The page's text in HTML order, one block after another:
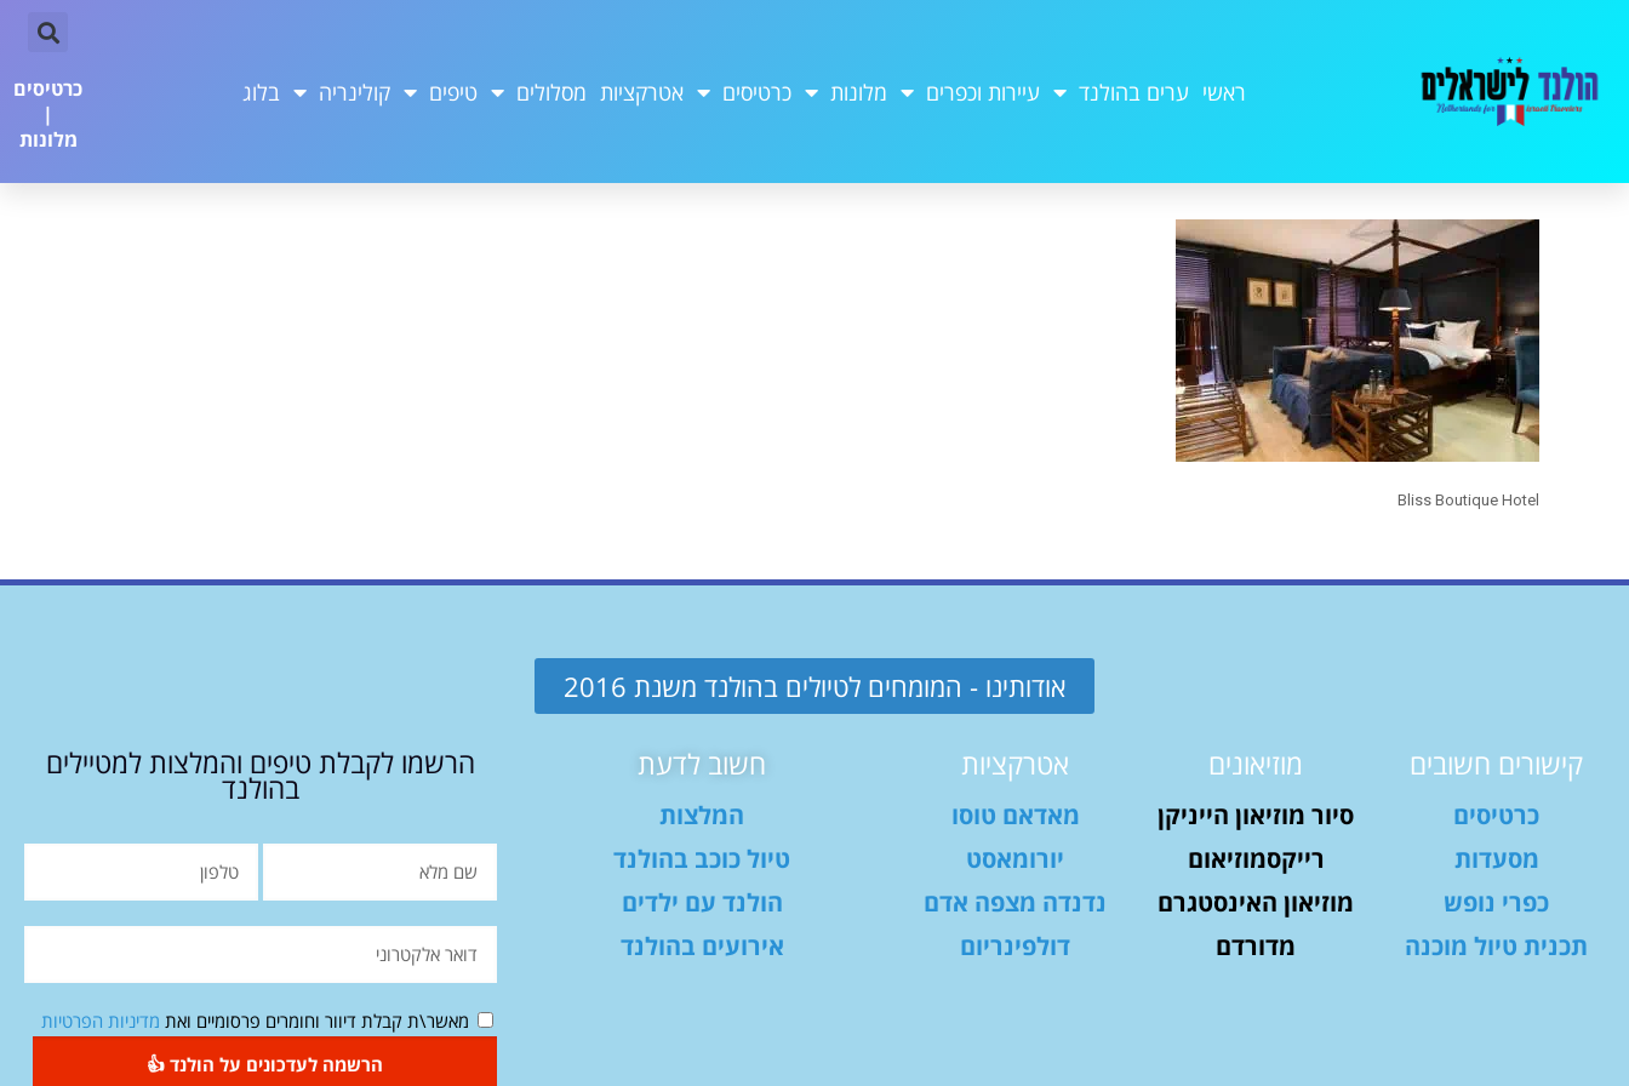
ראשי ערים בהולנד עיירות וכפרים מלונות כרטיסים אטרקציות מסלולים טיפים קולינריה בלוג
כרטיסים
|
מלונות
Bliss Boutique Hotel
אודותינו - המומחים לטיולים בהולנד משנת 2016
קישורים חשובים
כרטיסים
מסעדות
כפרי נופש
תכנית טיול מוכנה
מוזיאונים
סיור מוזיאון הייניקן
רייקסמוזיאום
מוזיאון האינסטגרם
מדורדם
אטרקציות
מאדאם טוסו
יורומאסט
נדנדה מצפה אדם
דולפינריום
חשוב לדעת
המלצות
טיול כוכב בהולנד
הולנד עם ילדים
אירועים בהולנד
הרשמו לקבלת טיפים והמלצות למטיילים
בהולנד
מאשר\ת קבלת דיוור וחומרים פרסומיים ואת מדיניות הפרטיות
הרשמה לעדכונים על הולנד 👍